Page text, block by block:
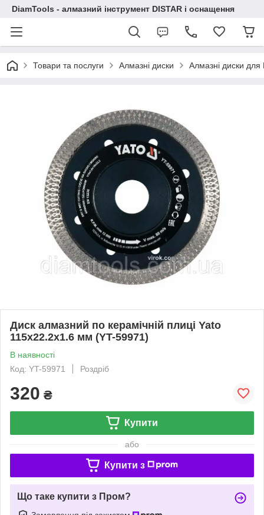
DiamTools - алмазний інструмент DISTAR і оснащення
Товари та послуги Алмазні диски Алмазні диски
Диск алмазний по керамічній плиці Yato
115x22.2x1.6 мм (YT-59971)
В наявності
Код: YT-59971
Роздріб
320 ₴
Купити
або
Купити з
Що таке купити з Пром?